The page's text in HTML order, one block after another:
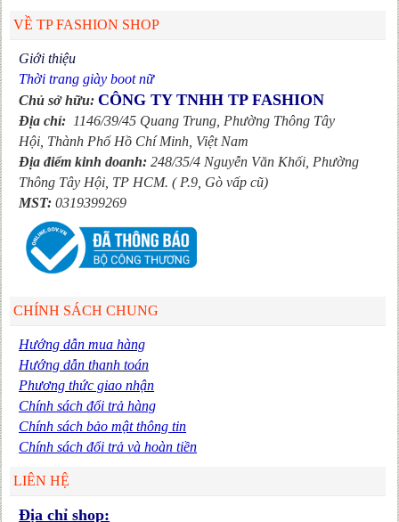
VỀ TP FASHION SHOP
Giới thiệu
Thời trang giày boot nữ
Chủ sở hữu: CÔNG TY TNHH TP FASHION
Địa chỉ: 1146/39/45 Quang Trung, Phường Thông Tây
Hội, Thành Phố Hồ Chí Minh, Việt Nam
Địa điểm kinh doanh:248/35/4 Nguyễn Văn Khối, Phường
Thông Tây Hội, TP HCM. ( P.9, Gò vấp cũ)
MST:0319399269
CHÍNH SÁCH CHUNG
Hướng dẫn mua hàng
Hướng dẫn thanh toán
Phương thức giao nhận
Chính sách đổi trả hàng
Chính sách bảo mật thông tin
Chính sách đổi trả và hoàn tiền
LIÊN HỆ
Địa chỉ shop: